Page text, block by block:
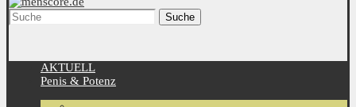
Suche
AKTUELL
Penis & Potenz